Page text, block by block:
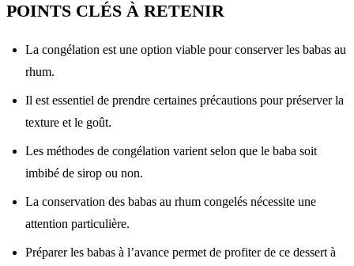
POINTS CLÉS À RETENIR
La congélation est une option viable pour conserver les babas au
rhum.
Il est essentiel de prendre certaines précautions pour préserver la
texture et le goût.
Les méthodes de congélation varient selon que le baba soit
imbibé de sirop ou non.
La conservation des babas au rhum congelés nécessite une
attention particulière.
Préparer les babas à l’avance permet de profiter de ce dessert à